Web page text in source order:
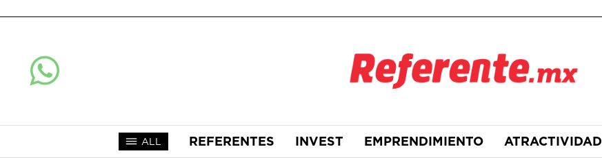
ALL REFERENTES INVEST EMPRENDIMIENTO ATRACTIVIDAD